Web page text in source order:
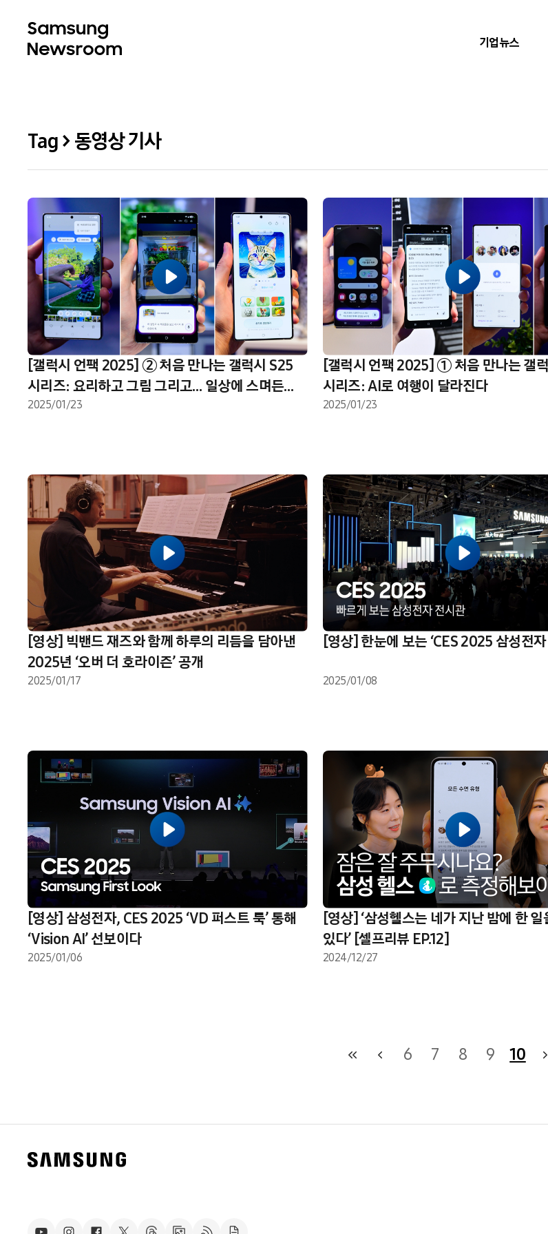
기업뉴스
Tag > 동영상 기사
[갤럭시 언팩 2025] ② 처음 만나는 갤럭시 S25
시리즈: 요리하고 그림 그리고… 일상에 스며든
‘갤럭시 AI’
2025/01/23
[갤럭시 언팩 2025] ① 처음 만나는 갤
시리즈: AI로 여행이 달라진다
2025/01/23
[영상] 빅밴드 재즈와 함께 하루의 리듬을 담아낸
2025년 ‘오버 더 호라이즌’ 공개
2025/01/17
[영상] 한눈에 보는 ‘CES 2025 삼성전자
2025/01/08
[영상] 삼성전자, CES 2025 ‘VD 퍼스트 룩’ 통해
‘Vision AI’ 선보이다
2025/01/06
[영상] ‘삼성헬스는 네가 지난 밤에 한 일
있다’ [셀프리뷰 EP.12]
2024/12/27
6 7 8 9 10